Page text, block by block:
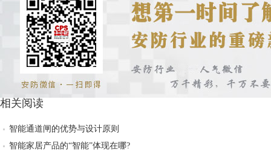
相关阅读
智能通道闸的优势与设计原则
智能家居产品的“智能”体现在哪?